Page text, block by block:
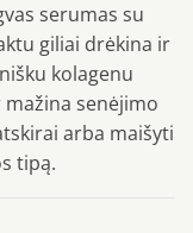
serumas su
giliai drėkina ir
kolagenu
senėjimo
arba maišyti
tipą.